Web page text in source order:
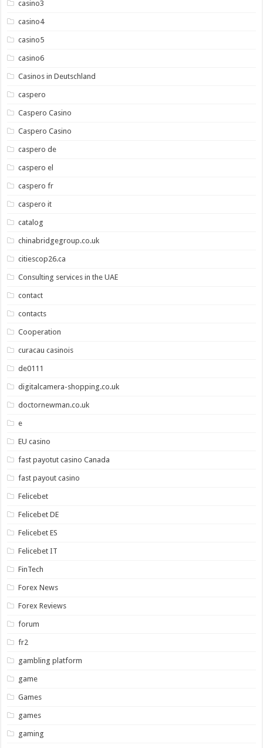
casino3
casino4
casino5
casino6
Casinos in Deutschland
caspero
Caspero Casino
Caspero Casino
caspero de
caspero el
caspero fr
caspero it
catalog
chinabridgegroup.co.uk
citiescop26.ca
Consulting services in the UAE
contact
contacts
Cooperation
curacau casinois
de0111
digitalcamera-shopping.co.uk
doctornewman.co.uk
e
EU casino
fast payotut casino Canada
fast payout casino
Felicebet
Felicebet DE
Felicebet ES
Felicebet IT
FinTech
Forex News
Forex Reviews
forum
fr2
gambling platform
game
Games
games
gaming